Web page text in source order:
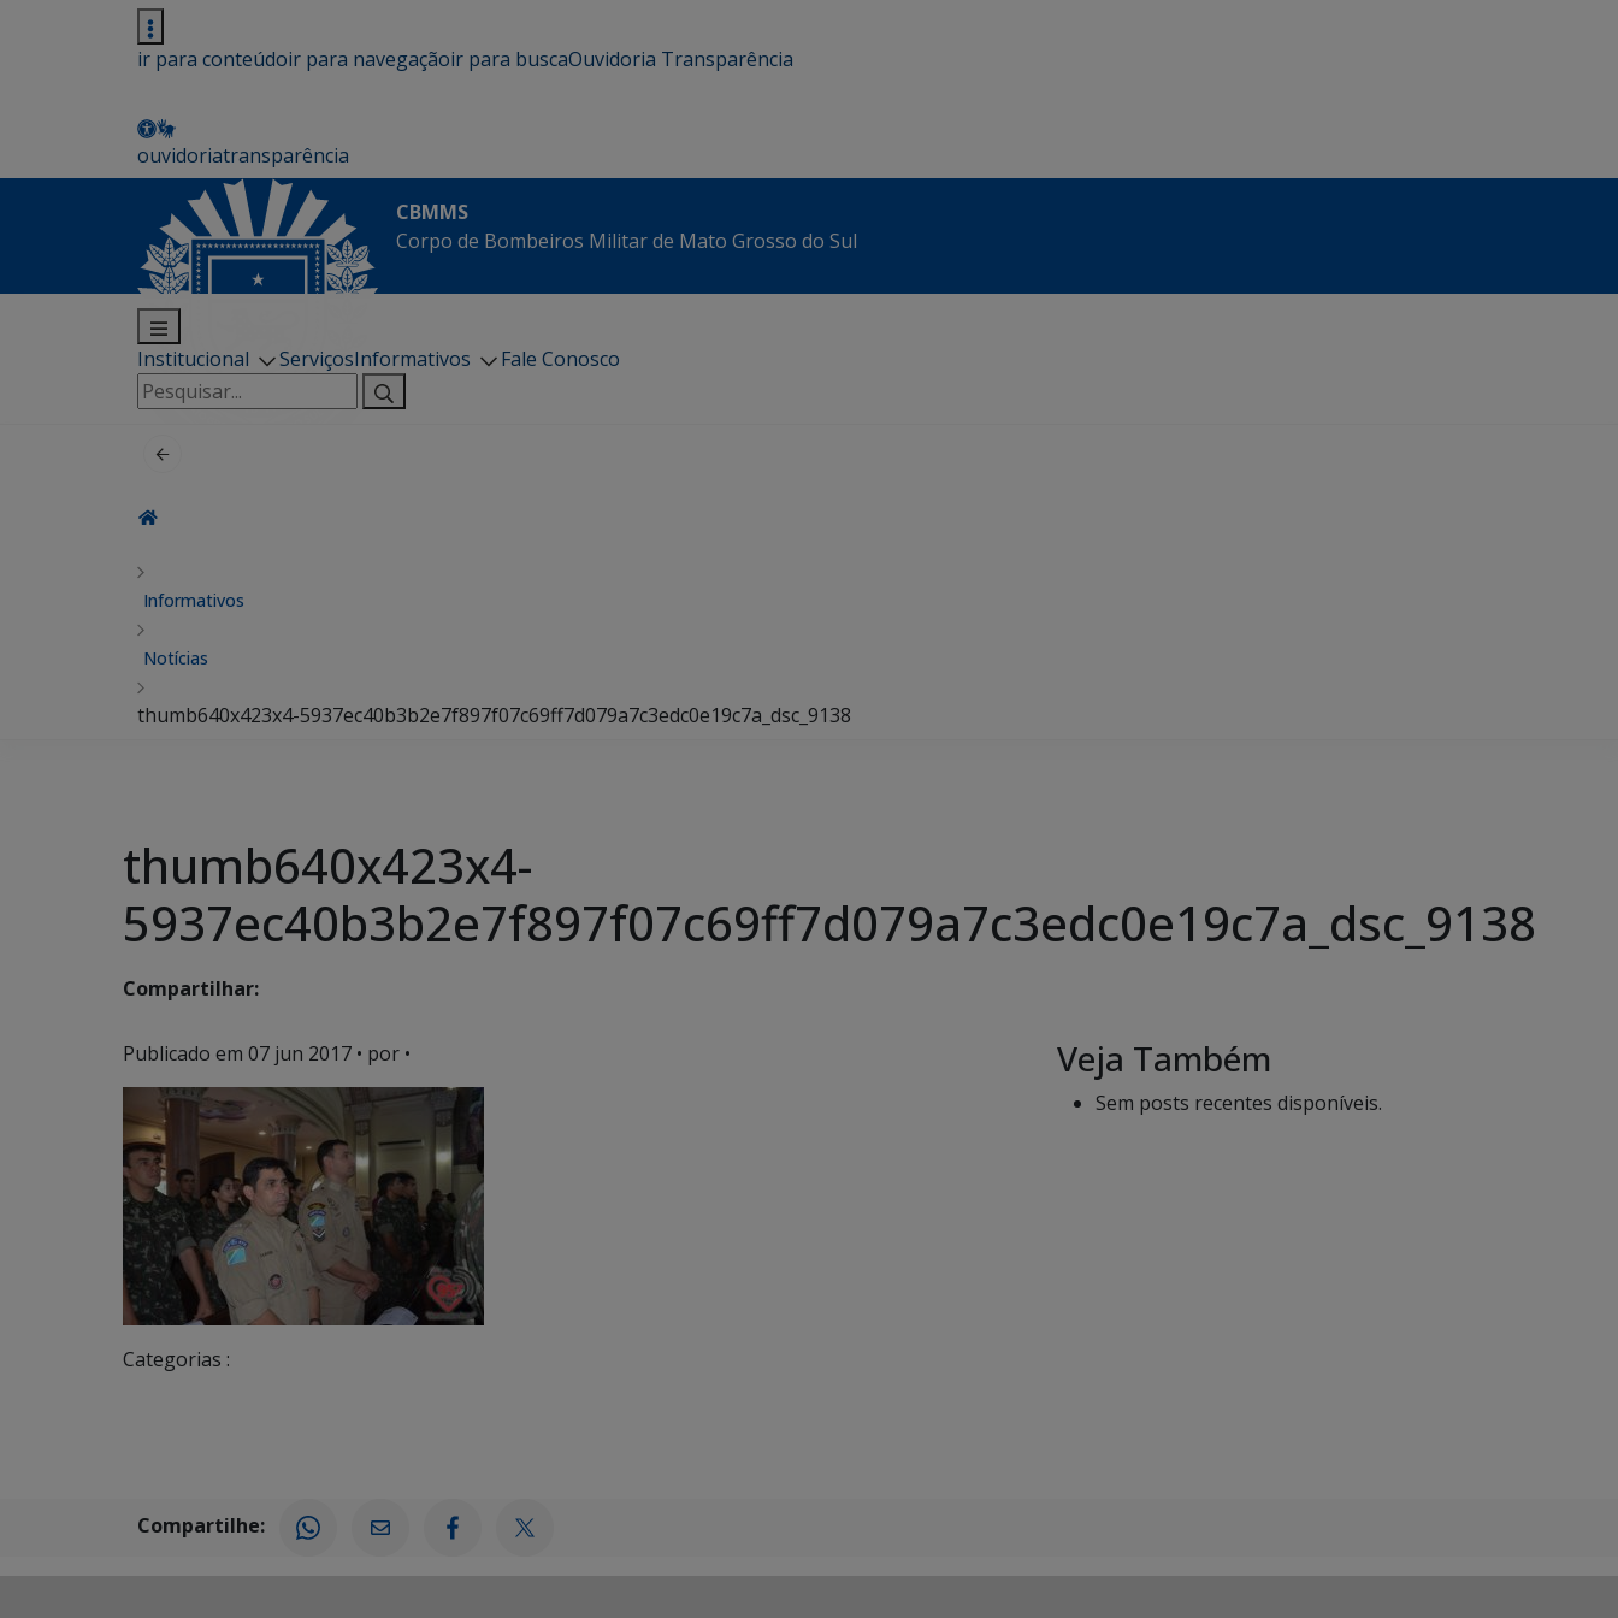
ir para conteúdoir para navegaçãoir para buscaOuvidoria Transparência
ouvidoriatransparência
CBMMS
Corpo de Bombeiros Militar de Mato Grosso do Sul
Institucional ServiçosInformativos
Fale Conosco
Pesquisar
por:
Informativos
Notícias
thumb640x423x4-5937ec40b3b2e7f897f07c69ff7d079a7c3edc0e19c7a_dsc_9138
thumb640x423x4-
5937ec40b3b2e7f897f07c69ff7d079a7c3edc0e19c7a_dsc_9138
Compartilhar:
Publicado em 07 jun 2017 • por •
Categorias :
Veja Também
Sem posts recentes disponíveis.
Compartilhe: